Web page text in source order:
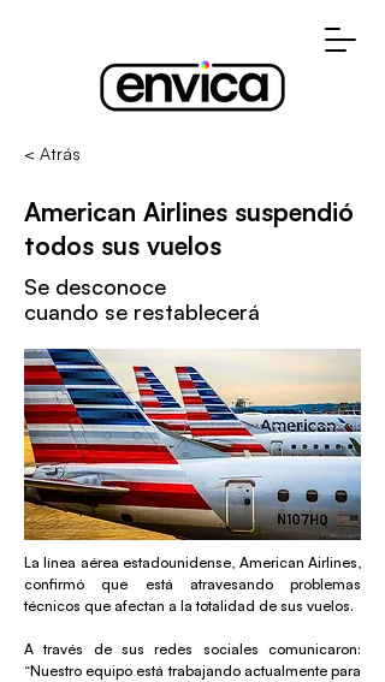
< Atrás
American Airlines suspendió
todos sus vuelos
Se desconoce
cuando se restablecerá
La línea aérea estadounidense, American Airlines,
confirmó que está atravesando problemas
técnicos que afectan a la totalidad de sus vuelos.
A través de sus redes sociales comunicaron:
“Nuestro equipo está trabajando actualmente para